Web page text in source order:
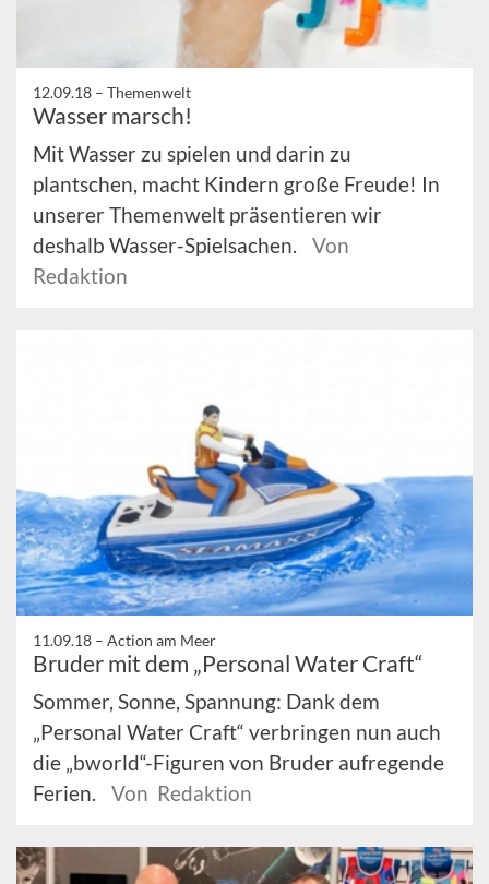
12.09.18 – Themenwelt
Wasser marsch!
Mit Wasser zu spielen und darin zu
plantschen, macht Kindern große Freude! In
unserer Themenwelt präsentieren wir
deshalb Wasser-Spielsachen.
Von
Redaktion
11.09.18 – Action am Meer
Bruder mit dem „Personal Water Craft“
Sommer, Sonne, Spannung: Dank dem
„Personal Water Craft“ verbringen nun auch
die „bworld“-Figuren von Bruder aufregende
Ferien.
Von Redaktion